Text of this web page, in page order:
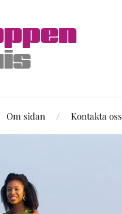
Om sidan Kontakta oss